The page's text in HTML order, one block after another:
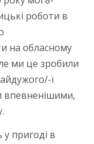
роботи в
на обласному
ми це зробили
ї
впевненішими,
пригоді в